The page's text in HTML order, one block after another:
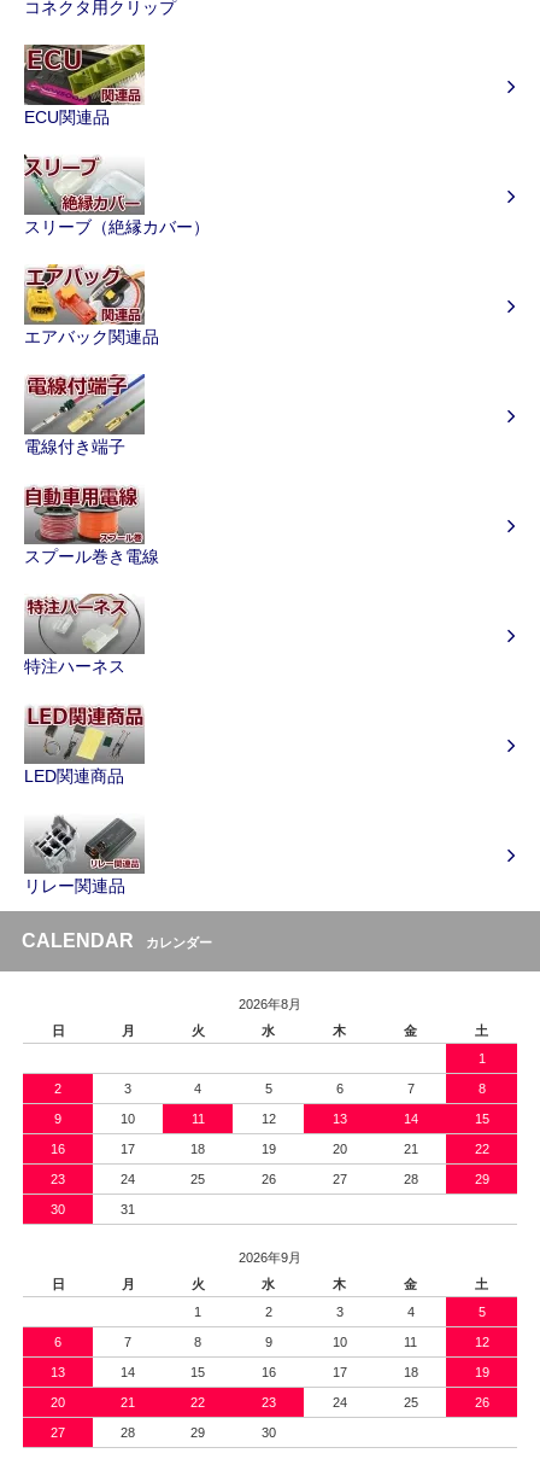
コネクタ用クリップ
ECU関連品
スリーブ（絶縁カバー）
エアバック関連品
電線付き端子
スプール巻き電線
特注ハーネス
LED関連商品
リレー関連品
CALENDAR カレンダー
2026年8月
日
月 火 水 木 金
土
1
2 3 4 5 6 7 8
9 10 11 12 13 14 15
16 17 18 19 20 21 22
23 24 25 26 27 28 29
30 31
2026年9月
日
月 火 水 木 金
土
1
2 3 4 5
6 7 8 9 10 11 12
13 14 15 16 17 18 19
20 21 22 23 24 25 26
27 28 29 30